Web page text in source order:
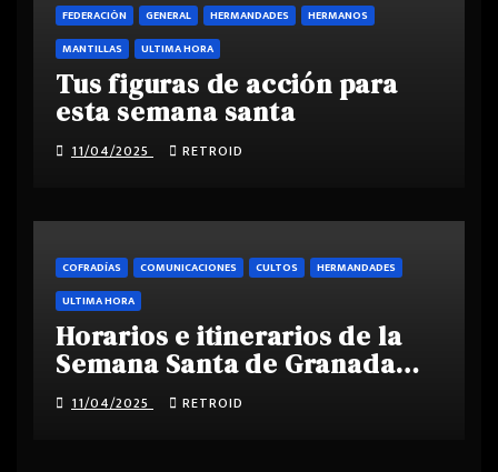
FEDERACIÓN
GENERAL HERMANDADES
HERMANOS
MANTILLAS
ULTIMA HORA
Tus figuras de acción para
esta semana santa
11/04/2025 RETROID
COFRADÍAS COMUNICACIONES CULTOS
HERMANDADES
ULTIMA HORA
Horarios e itinerarios de la
Semana Santa de Granada
2025
11/04/2025 RETROID